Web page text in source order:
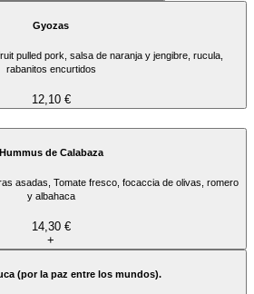
Gyozas
pulled pork, salsa de naranja y jengibre, rucula,
rabanitos encurtidos
12,10 €
Hummus de Calabaza
asadas, Tomate fresco, focaccia de olivas, romero
y albahaca
14,30 €
+
(por la paz entre los mundos).